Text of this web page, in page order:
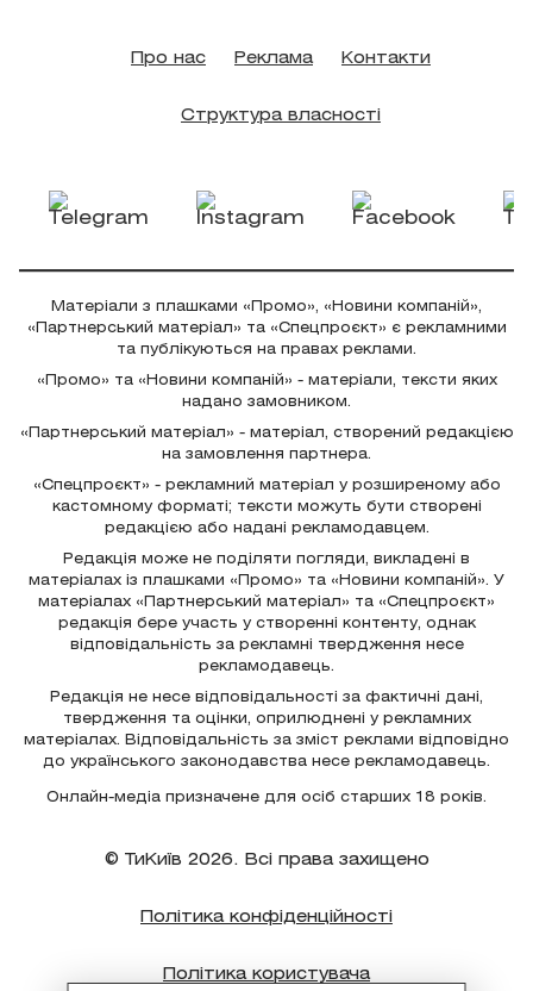
Про нас Реклама Контакти
Структура власності
Матеріали з плашками «Промо», «Новини компаній»,
«Партнерський матеріал» та «Спецпроєкт» є рекламними
та публікуються на правах реклами.
«Промо» та «Новини компаній» - матеріали, тексти яких
надано замовником.
«Партнерський матеріал» - матеріал, створений редакцією
на замовлення партнера.
«Спецпроєкт» - рекламний матеріал у розширеному або
кастомному форматі; тексти можуть бути створені
редакцією або надані рекламодавцем.
Редакція може не поділяти погляди, викладені в
матеріалах із плашками «Промо» та «Новини компаній». У
матеріалах «Партнерський матеріал» та «Спецпроєкт»
редакція бере участь у створенні контенту, однак
відповідальність за рекламні твердження несе
рекламодавець.
Редакція не несе відповідальності за фактичні дані,
твердження та оцінки, оприлюднені у рекламних
матеріалах. Відповідальність за зміст реклами відповідно
до українського законодавства несе рекламодавець.
Онлайн-медіа призначене для осіб старших 18 років.
© ТиКиїв 2026. Всі права захищено
Політика конфіденційності
Політика користувача